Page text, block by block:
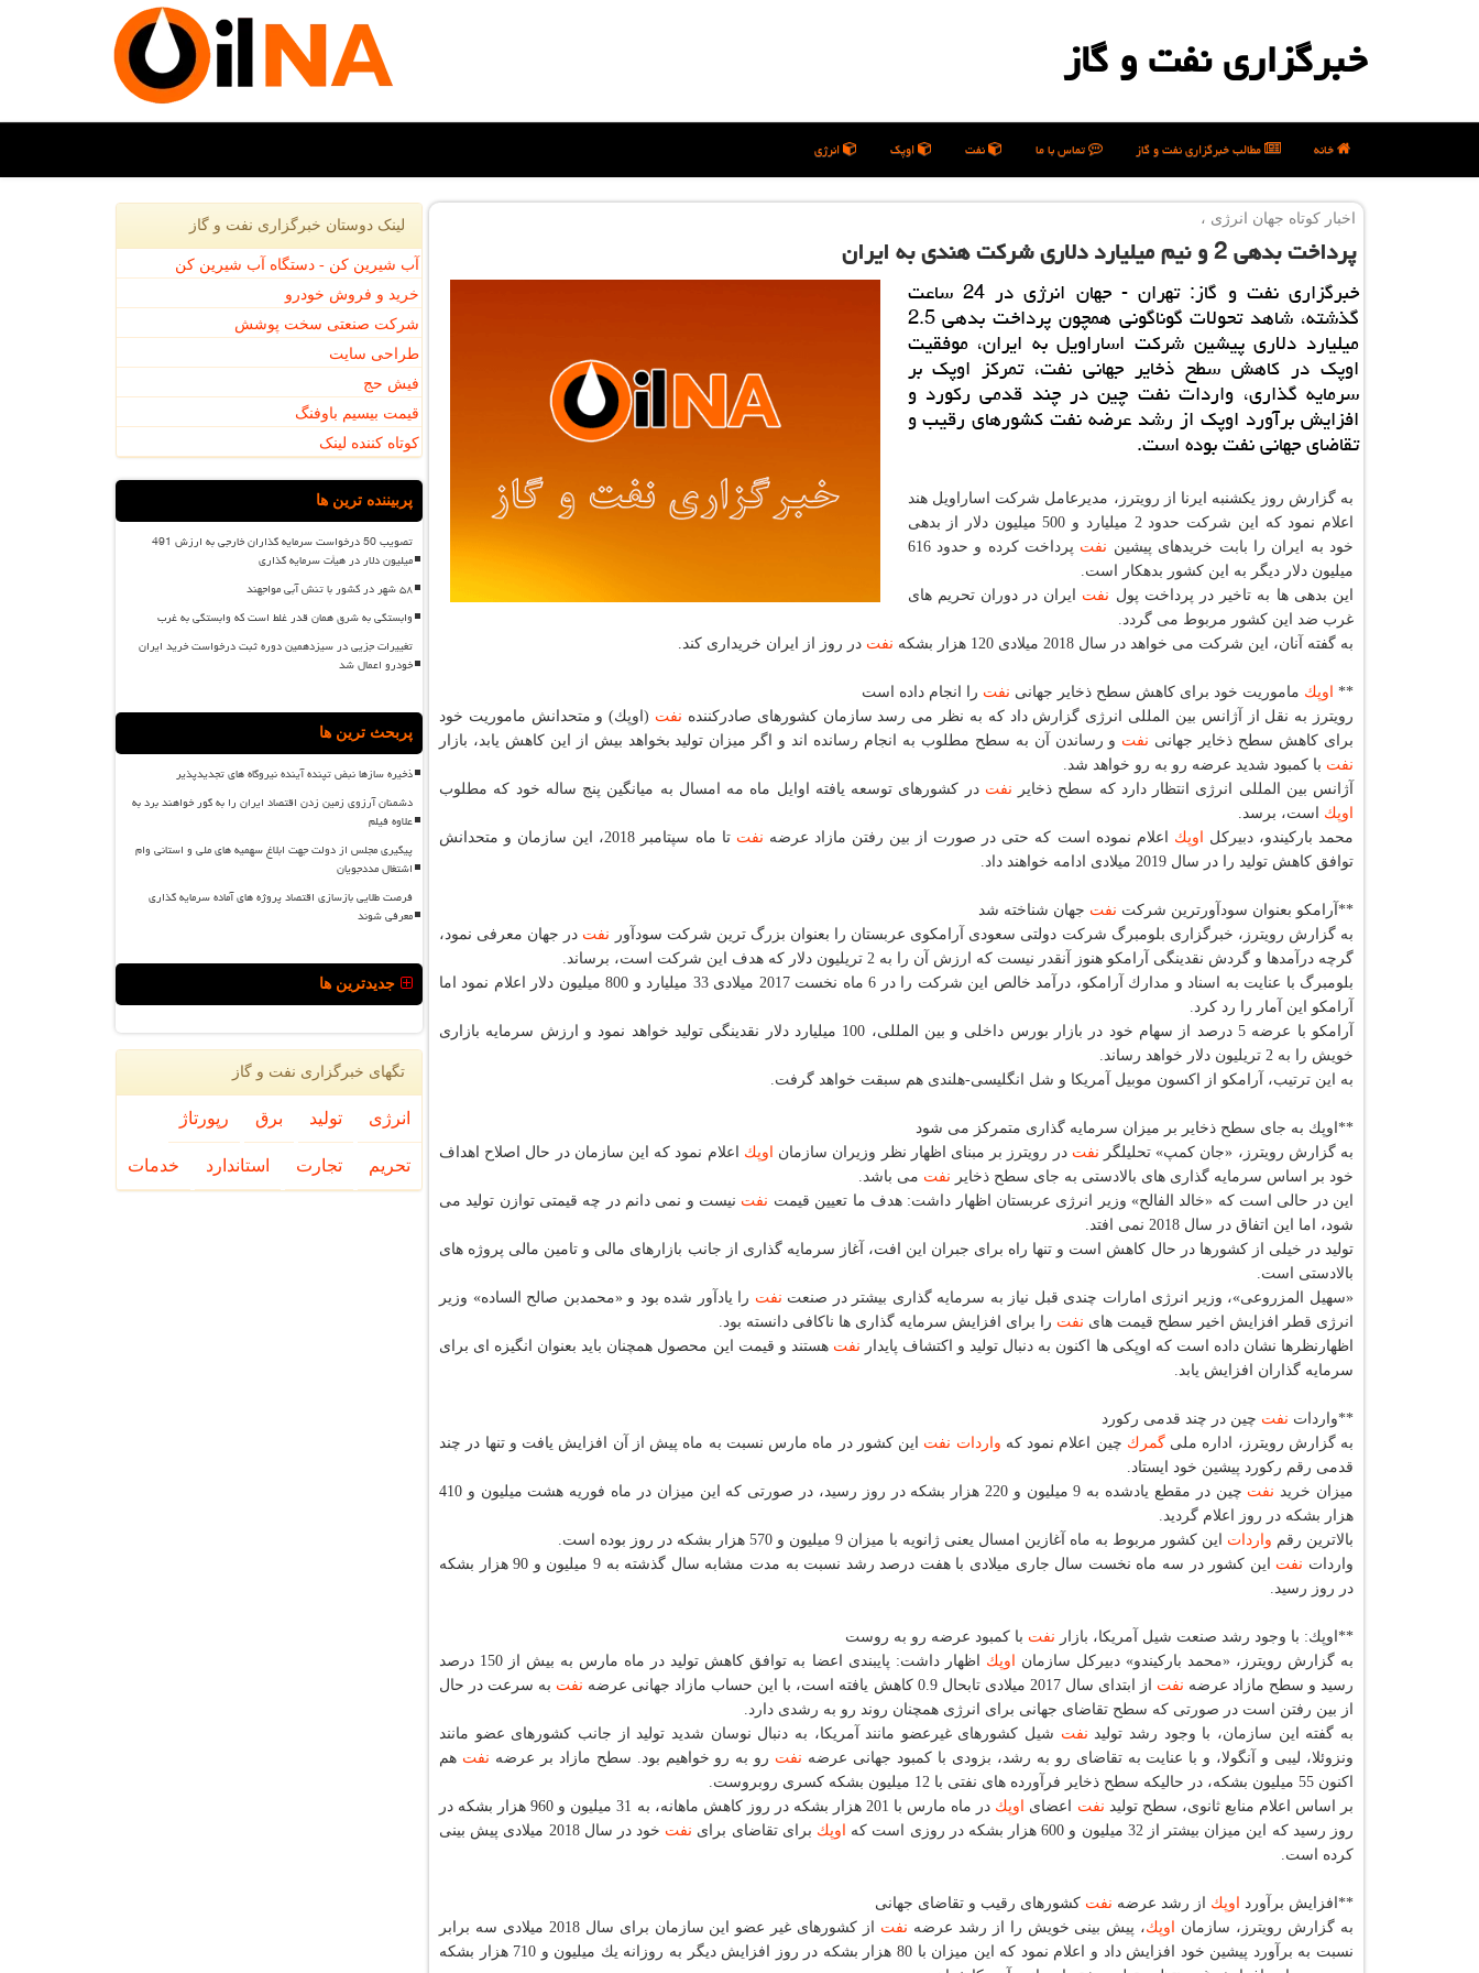
خبرگزاری نفت و گاز
خانه مطالب خبرگزاری نفت و گاز تماس با ما نفت اوپک انرژی
اخبار كوتاه جهان انرژی ،
پرداخت بدهی 2 و نیم میلیارد دلاری شركت هندی به ایران
خبرگزاری نفت و گاز: تهران - جهان انرژی در 24 ساعت
گذشته، شاهد تحولات گوناگونی همچون پرداخت بدهی 2.5
میلیارد دلاری پیشین شركت اساراویل به ایران، موفقیت
اوپك در كاهش سطح ذخایر جهانی نفت، تمركز اوپك بر
سرمایه گذاری، واردات نفت چین در چند قدمی ركورد و
افزایش برآورد اوپك از رشد عرضه نفت كشورهای رقیب و
تقاضای جهانی نفت بوده است.
به گزارش روز یكشنبه ایرنا از رویترز، مدیرعامل شركت اساراویل هند
اعلام نمود كه این شركت حدود 2 میلیارد و 500 میلیون دلار از بدهی
خود به ایران را بابت خریدهای پیشین نفت
پرداخت كرده و حدود 616
میلیون دلار دیگر به این كشور بدهكار است.
این بدهی ها به تاخیر در پرداخت پول نفت ایران در دوران تحریم های
غرب ضد این كشور مربوط می گردد.
به گفته آنان، این شركت می خواهد در سال 2018 میلادی 120 هزار بشكه
نفت در روز از ایران خریداری كند.
** اوپك ماموریت خود برای كاهش سطح ذخایر جهانی نفت را انجام داده است
رویترز به نقل از آژانس بین المللی انرژی گزارش داد كه به نظر می رسد سازمان كشورهای صادركننده نفت (اوپك) و متحدانش ماموریت خود
برای كاهش سطح ذخایر جهانی نفت و رساندن آن به سطح مطلوب به انجام رسانده اند و اگر میزان تولید بخواهد بیش از این كاهش یابد، بازار
نفت با كمبود شدید عرضه رو به رو خواهد شد.
آژانس بین المللی انرژی انتظار دارد كه سطح ذخایر نفت در كشورهای توسعه یافته اوایل ماه مه امسال به میانگین پنج ساله خود كه مطلوب
اوپك است، برسد.
محمد باركیندو، دبیركل
اوپك اعلام نموده است كه حتی در صورت از بین رفتن مازاد عرضه نفت
تا ماه سپتامبر 2018، این سازمان و متحدانش
توافق كاهش تولید را در سال 2019 میلادی ادامه خواهند داد.
**آرامكو بعنوان سودآورترین شركت نفت جهان شناخته شد
به گزارش رویترز، خبرگزاری بلومبرگ شركت دولتی سعودی آرامكوی عربستان را بعنوان بزرگ ترین شركت سودآور نفت در جهان معرفی نمود،
گرچه درآمدها و گردش نقدینگی آرامكو هنوز آنقدر نیست كه ارزش آن را به 2 تریلیون دلار كه هدف این شركت است، برساند.
بلومبرگ با عنایت به اسناد و مدارك آرامكو، درآمد خالص این شركت را در 6 ماه نخست 2017 میلادی 33 میلیارد و 800 میلیون دلار اعلام نمود اما
آرامكو این آمار را رد كرد.
آرامكو با عرضه 5 درصد از سهام خود در بازار بورس داخلی و بین المللی، 100 میلیارد دلار نقدینگی تولید خواهد نمود و ارزش سرمایه بازاری
خویش را به 2 تریلیون دلار خواهد رساند.
به این ترتیب، آرامكو از اكسون موبیل آمریكا و شل انگلیسی-هلندی هم سبقت خواهد گرفت.
**اوپك به جای سطح ذخایر بر میزان سرمایه گذاری متمركز می شود
به گزارش رویترز، «جان كمپ» تحلیلگر نفت در رویترز بر مبنای اظهار نظر وزیران سازمان اوپك اعلام نمود كه این سازمان در حال اصلاح اهداف
خود بر اساس سرمایه گذاری های بالادستی به جای سطح ذخایر نفت می باشد.
این در حالی است كه «خالد الفالح» وزیر انرژی عربستان اظهار داشت: هدف ما تعیین قیمت نفت نیست و نمی دانم در چه قیمتی توازن تولید می
شود، اما این اتفاق در سال 2018 نمی افتد.
تولید در خیلی از كشورها در حال كاهش است و تنها راه برای جبران این افت، آغاز سرمایه گذاری از جانب بازارهای مالی و تامین مالی پروژه های
بالادستی است.
«سهیل المزروعی»، وزیر انرژی امارات چندی قبل نیاز به سرمایه گذاری بیشتر در صنعت نفت را یادآور شده بود و «محمدبن صالح الساده» وزیر
انرژی قطر افزایش اخیر سطح قیمت های نفت را برای افزایش سرمایه گذاری ها ناكافی دانسته بود.
اظهارنظرها نشان داده است كه اوپكی ها اكنون به دنبال تولید و اكتشاف پایدار نفت هستند و قیمت این محصول همچنان باید بعنوان انگیزه ای برای
سرمایه گذاران افزایش یابد.
**واردات نفت چین در چند قدمی ركورد
به گزارش رویترز، اداره ملیگمرك چین اعلام نمود كه واردات نفت این كشور در ماه مارس نسبت به ماه پیش از آن افزایش یافت و تنها در چند
قدمی رقم ركورد پیشین خود ایستاد.
میزان خرید نفت
چین در مقطع یادشده به 9 میلیون و 220 هزار بشكه در روز رسید، در صورتی كه این میزان در ماه فوریه هشت میلیون و 410
هزار بشكه در روز اعلام گردید.
بالاترین رقم واردات این كشور مربوط به ماه آغازین امسال یعنی ژانویه با میزان 9 میلیون و 570 هزار بشكه در روز بوده است.
واردات نفت
این كشور در سه ماه نخست سال جاری میلادی با هفت درصد رشد نسبت به مدت مشابه سال گذشته به 9 میلیون و 90 هزار بشكه
در روز رسید.
**اوپك: با وجود رشد صنعت شیل آمریكا، بازار نفت با كمبود عرضه رو به روست
به گزارش رویترز، «محمد باركیندو» دبیركل سازمان
اوپك
اظهار داشت: پایبندی اعضا به توافق كاهش تولید در ماه مارس به بیش از 150 درصد
رسید و سطح مازاد عرضه نفت از ابتدای سال 2017 میلادی تابحال 0.9 كاهش یافته است، با این حساب مازاد جهانی عرضه نفت به سرعت در حال
از بین رفتن است در صورتی كه سطح تقاضای جهانی برای انرژی همچنان روند رو به رشدی دارد.
به گفته این سازمان، با وجود رشد تولید نفت شیل كشورهای غیرعضو مانند آمریكا، به دنبال نوسان شدید تولید از جانب كشورهای عضو مانند
ونزوئلا، لیبی و آنگولا، و با عنایت به تقاضای رو به رشد، بزودی با كمبود جهانی عرضه نفت رو به رو خواهیم بود. سطح مازاد بر عرضه نفت هم
اكنون 55 میلیون بشكه، در حالیكه سطح ذخایر فرآورده های نفتی با 12 میلیون بشكه كسری روبروست.
بر اساس اعلام منابع ثانوی، سطح تولید نفت اعضای اوپك
در ماه مارس با 201 هزار بشكه در روز كاهش ماهانه، به 31 میلیون و 960 هزار بشكه در
روز رسید كه این میزان بیشتر از 32 میلیون و 600 هزار بشكه در روزی است كه
اوپك برای تقاضای برای نفت
خود در سال 2018 میلادی پیش بینی
كرده است.
**افزایش برآورد اوپك از رشد عرضه نفت كشورهای رقیب و تقاضای جهانی
به گزارش رویترز، سازمان
اوپك، پیش بینی خویش را از رشد عرضه نفت
از كشورهای غیر عضو این سازمان برای سال 2018 میلادی سه برابر
نسبت به برآورد پیشین خود افزایش داد و اعلام نمود كه این میزان با 80 هزار بشكه در روز افزایش دیگر به روزانه یك میلیون و 710 هزار بشكه
لینک دوستان خبرگزاری نفت و گاز
آب شیرین کن - دستگاه آب شیرین کن
خرید و فروش خودرو
شرکت صنعتی سخت پوشش
طراحی سایت
فیش حج
قیمت بیسیم باوفنگ
کوتاه کننده لینک
پربیننده ترین ها
تصویب 50 درخواست سرمایه گذاران خارجی به ارزش 491
میلیون دلار در هیأت سرمایه گذاری
۵۸ شهر در کشور با تنش آبی مواجهند
وابستگی به شرق همان قدر غلط است که وابستگی به غرب
تغییرات جزیی در سیزدهمین دوره ثبت درخواست خرید ایران
خودرو اعمال شد
پربحث ترین ها
ذخیره سازها نبض تپنده آینده نیروگاه های تجدیدپذیر
دشمنان آرزوی زمین زدن اقتصاد ایران را به گور خواهند برد به
علاوه فیلم
پیگیری مجلس از دولت جهت ابلاغ سهمیه های ملی و استانی وام
اشتغال مددجویان
فرصت طلایی بازسازی اقتصاد پروژه های آماده سرمایه گذاری
معرفی شوند
جدیدترین ها
تگهای خبرگزاری نفت و گاز
انرژی تولید برق رپورتاژ
تحریم تجارت استاندارد خدمات